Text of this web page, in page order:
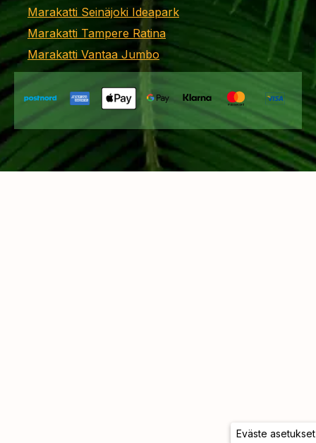
Marakatti Seinäjoki Ideapark
Marakatti Tampere Ratina
Marakatti Vantaa Jumbo
Eväste asetukset